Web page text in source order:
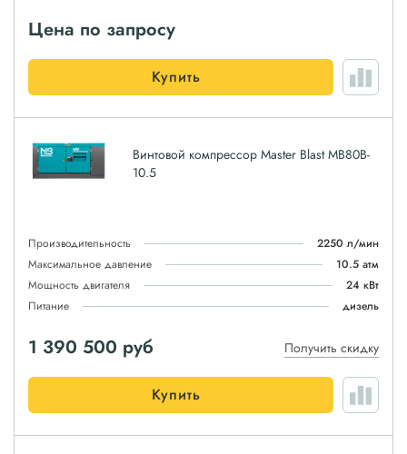
Цена по запросу
Купить
Винтовой компрессор Master Blast MB80B-
10.5
Производительность
2250 л/мин
Максимальное давление
10.5 атм
Мощность двигателя
24 кВт
Питание
дизель
1 390 500 руб Получить скидку
Купить